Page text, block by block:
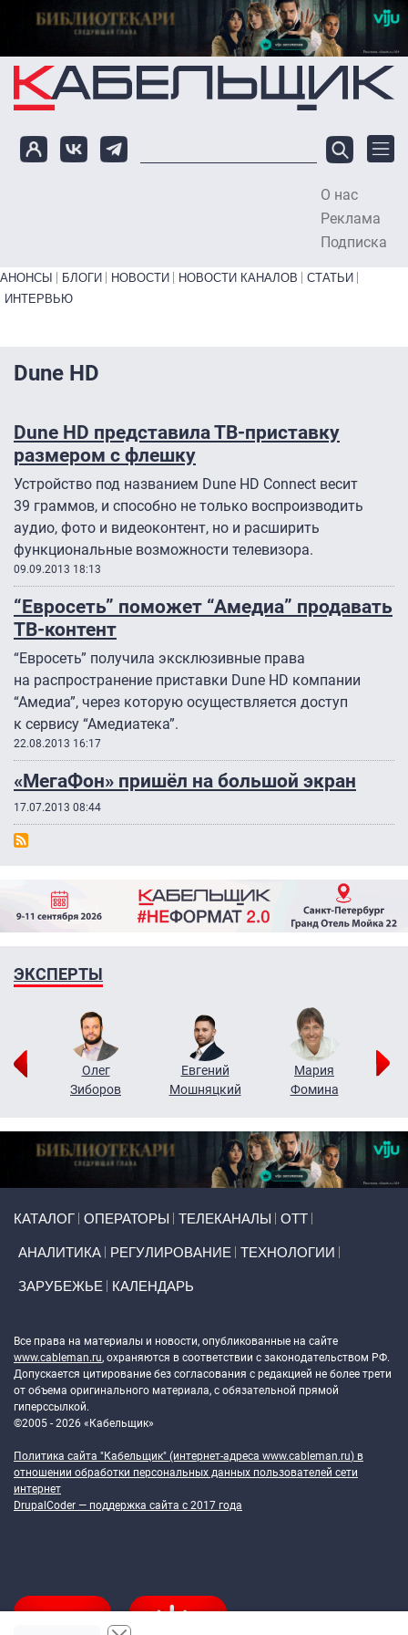
Перейти к основному содержанию
О нас
Реклама
Подписка
Primary links bottom
АНОНСЫ БЛОГИ НОВОСТИ НОВОСТИ КАНАЛОВ
СТАТЬИ
ИНТЕРВЬЮ
Dune HD
Dune HD представила ТВ-приставку
размером с флешку
Устройство под названием Dune HD Connect весит
39 граммов, и способно не только воспроизводить
аудио, фото и видеоконтент, но и расширить
функциональные возможности телевизора.
09.09.2013 18:13
“Евросеть” поможет “Амедиа” продавать
ТВ-контент
“Евросеть” получила эксклюзивные права
на распространение приставки Dune HD компании
“Амедиа”, через которую осуществляется доступ
к сервису “Амедиатека”.
22.08.2013 16:17
«МегаФон» пришёл на большой экран
17.07.2013 08:44
ЭКСПЕРТЫ
Олег
Зиборов
Евгений
Мошняцкий
Мария
Фомина
КАТАЛОГ ОПЕРАТОРЫ ТЕЛЕКАНАЛЫ ОТТ
АНАЛИТИКА РЕГУЛИРОВАНИЕ ТЕХНОЛОГИИ
ЗАРУБЕЖЬЕ КАЛЕНДАРЬ
Все права на материалы и новости, опубликованные на сайте
www.cableman.ru, охраняются в соответствии с законодательством РФ.
Допускается цитирование без согласования с редакцией не более трети
от объема оригинального материала, с обязательной прямой
гиперссылкой.
©2005 - 2026 «Кабельщик»
Политика сайта "Кабельщик" (интернет-адреса www.cableman.ru) в
отношении обработки персональных данных пользователей сети
интернет
DrupalCoder — поддержка сайта c 2017 года